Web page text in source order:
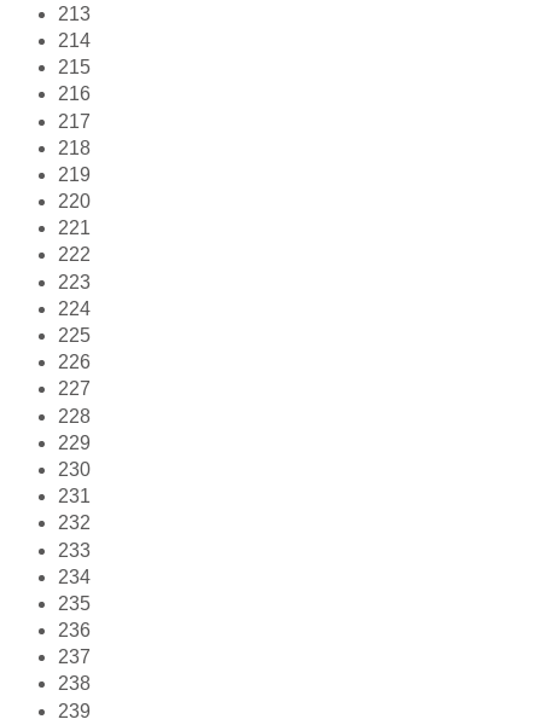
213
214
215
216
217
218
219
220
221
222
223
224
225
226
227
228
229
230
231
232
233
234
235
236
237
238
239